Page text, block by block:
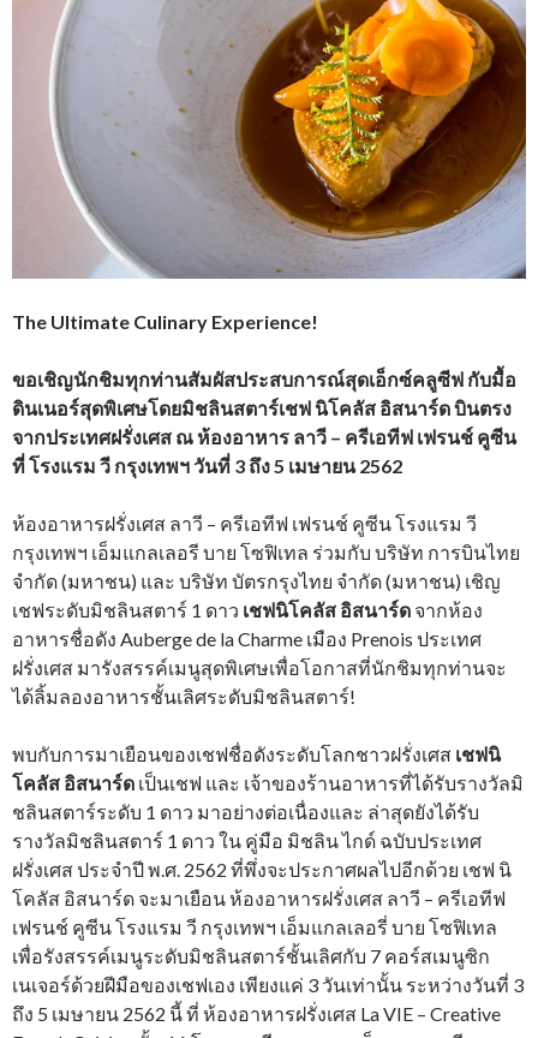
The Ultimate Culinary Experience!
ขอเชิญนักชิมทุกท่านสัมผัสประสบการณ์สุดเอ็กซ์คลูซีฟ กับมื้อ
ดินเนอร์สุดพิเศษโดยมิชลินสตาร์เชฟ นิโคลัส อิสนาร์ด บินตรง
จากประเทศฝรั่งเศส ณ ห้องอาหาร ลาวี – ครีเอทีฟ เฟรนช์ คูซีน
ที่ โรงแรม วี กรุงเทพฯ วันที่ 3 ถึง 5 เมษายน 2562
ห้องอาหารฝรั่งเศส ลาวี – ครีเอทีฟ เฟรนช์ คูซีน โรงแรม วี
กรุงเทพฯ เอ็มแกลเลอรี บาย โซฟิเทล ร่วมกับ บริษัท การบินไทย
จำกัด (มหาชน) และ บริษัท บัตรกรุงไทย จํากัด (มหาชน) เชิญ
เชฟระดับมิชลินสตาร์ 1 ดาว เชฟนิโคลัส อิสนาร์ด จากห้อง
อาหารชื่อดัง Auberge de la Charme เมือง Prenois ประเทศ
ฝรั่งเศส มารังสรรค์เมนูสุดพิเศษเพื่อโอกาสที่นักชิมทุกท่านจะ
ได้ลิ้มลองอาหารชั้นเลิศระดับมิชลินสตาร์!
พบกับการมาเยือนของเชฟชื่อดังระดับโลกชาวฝรั่งเศส เชฟนิ
โคลัส อิสนาร์ด เป็นเชฟ และ เจ้าของร้านอาหารที่ได้รับรางวัลมิ
ชลินสตาร์ระดับ 1 ดาว มาอย่างต่อเนื่องและ ล่าสุดยังได้รับ
รางวัลมิชลินสตาร์ 1 ดาว ใน คู่มือ มิชลิน ไกด์ ฉบับประเทศ
ฝรั่งเศส ประจำปี พ.ศ. 2562 ที่พึ่งจะประกาศผลไปอีกด้วย เชฟ นิ
โคลัส อิสนาร์ด จะมาเยือน ห้องอาหารฝรั่งเศส ลาวี – ครีเอทีฟ
เฟรนช์ คูซีน โรงแรม วี กรุงเทพฯ เอ็มแกลเลอรี่ บาย โซฟิเทล
เพื่อรังสรรค์เมนูระดับมิชลินสตาร์ชั้นเลิศกับ 7 คอร์สเมนูซิก
เนเจอร์ด้วยฝีมือของเชฟเอง เพียงแค่ 3 วันเท่านั้น ระหว่างวันที่ 3
ถึง 5 เมษายน 2562 นี้ ที่ ห้องอาหารฝรั่งเศส La VIE – Creative